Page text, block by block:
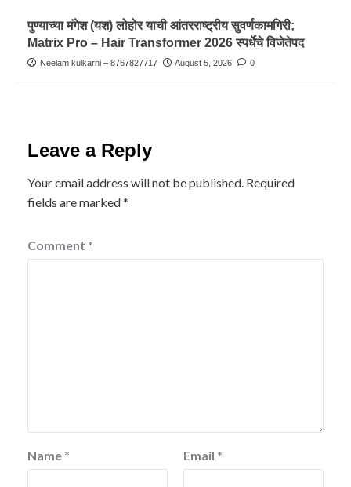
पुण्याच्या मंगेश (यश) लोहोर याची आंतरराष्ट्रीय सुवर्णकामगिरी;
Matrix Pro – Hair Transformer 2026 स्पर्धेचे विजेतेपद
Neelam kulkarni – 8767827717 August 5, 2026 0
Leave a Reply
Your email address will not be published. Required
fields are marked*
Comment *
Name * Email *